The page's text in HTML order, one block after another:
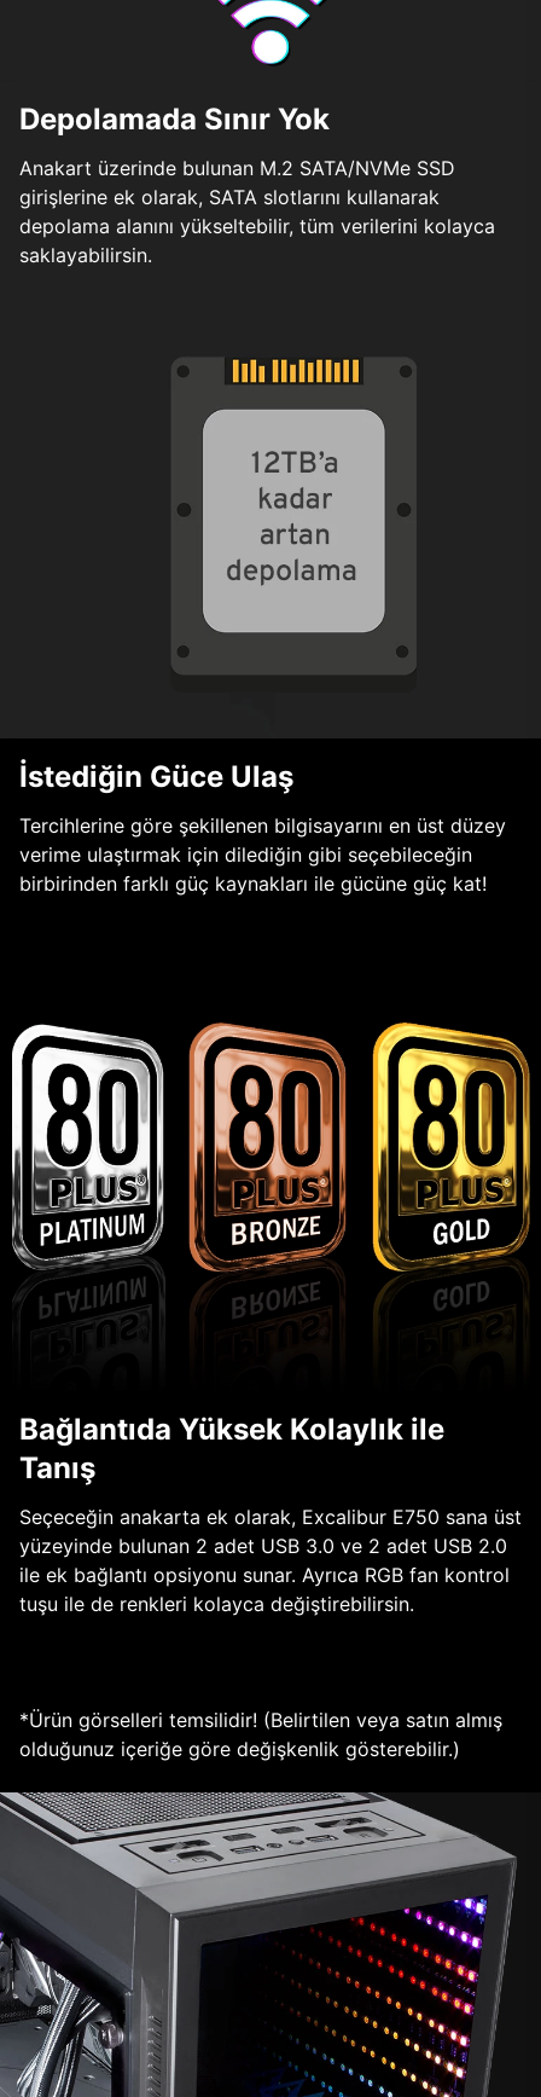
Depolamada Sınır Yok
Anakart üzerinde bulunan M.2 SATA/NVMe SSD
girişlerine ek olarak, SATA slotlarını kullanarak
depolama alanını yükseltebilir, tüm verilerini kolayca
saklayabilirsin.
İstediğin Güce Ulaş
Tercihlerine göre şekillenen bilgisayarını en üst düzey
verime ulaştırmak için dilediğin gibi seçebileceğin
birbirinden farklı güç kaynakları ile gücüne güç kat!
Bağlantıda Yüksek Kolaylık ile
Tanış
Seçeceğin anakarta ek olarak, Excalibur E750 sana üst
yüzeyinde bulunan 2 adet USB 3.0 ve 2 adet USB 2.0
ile ek bağlantı opsiyonu sunar. Ayrıca RGB fan kontrol
tuşu ile de renkleri kolayca değiştirebilirsin.
*Ürün görselleri temsilidir! (Belirtilen veya satın almış
olduğunuz içeriğe göre değişkenlik gösterebilir.)